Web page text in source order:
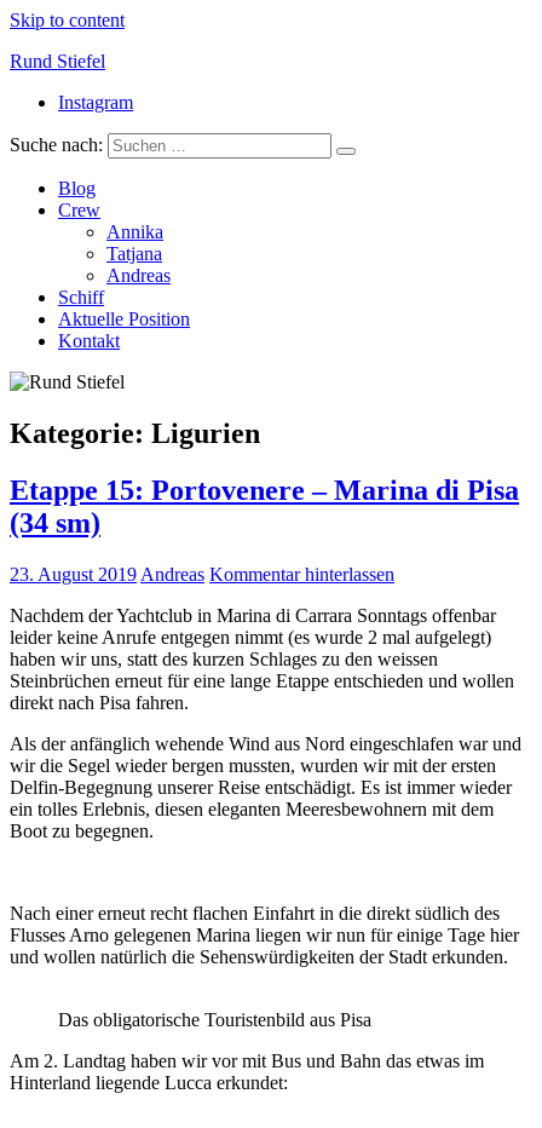
Skip to content
Rund Stiefel
the italian peninsula | Attorno allo stivale
Instagram
Suche nach:
Blog
Crew
Annika
Tatjana
Andreas
Schiff
Aktuelle Position
Kontakt
Kategorie: Ligurien
Etappe 15: Portovenere – Marina di Pisa
(34 sm)
23. August 2019 Andreas Kommentar hinterlassen
Nachdem der Yachtclub in Marina di Carrara Sonntags offenbar
leider keine Anrufe entgegen nimmt (es wurde 2 mal aufgelegt)
haben wir uns, statt des kurzen Schlages zu den weissen
Steinbrüchen erneut für eine lange Etappe entschieden und wollen
direkt nach Pisa fahren.
Als der anfänglich wehende Wind aus Nord eingeschlafen war und
wir die Segel wieder bergen mussten, wurden wir mit der ersten
Delfin-Begegnung unserer Reise entschädigt. Es ist immer wieder
ein tolles Erlebnis, diesen eleganten Meeresbewohnern mit dem
Boot zu begegnen.
Nach einer erneut recht flachen Einfahrt in die direkt südlich des
Flusses Arno gelegenen Marina liegen wir nun für einige Tage hier
und wollen natürlich die Sehenswürdigkeiten der Stadt erkunden.
Das obligatorische Touristenbild aus Pisa
Am 2. Landtag haben wir vor mit Bus und Bahn das etwas im
Hinterland liegende Lucca erkundet: